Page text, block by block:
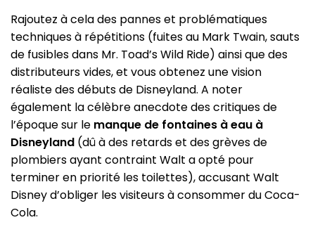
Rajoutez à cela des pannes et problématiques
techniques à répétitions (fuites au Mark Twain, sauts
de fusibles dans Mr. Toad’s Wild Ride) ainsi que des
distributeurs vides, et vous obtenez une vision
réaliste des débuts de Disneyland. A noter
également la célèbre anecdote des critiques de
l’époque sur le manque de fontaines à eau à
Disneyland (dû à des retards et des grèves de
plombiers ayant contraint Walt a opté pour
terminer en priorité les toilettes), accusant Walt
Disney d’obliger les visiteurs à consommer du Coca-
Cola.